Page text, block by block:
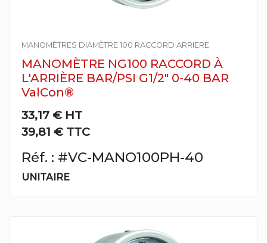
MANOMÈTRES DIAMÈTRE 100 RACCORD ARRIERE
MANOMÈTRE NG100 RACCORD À
L'ARRIÈRE BAR/PSI G1/2" 0-40 BAR
ValCon®
33,17 € HT
39,81 € TTC
Réf. : #VC-MANO100PH-40
UNITAIRE